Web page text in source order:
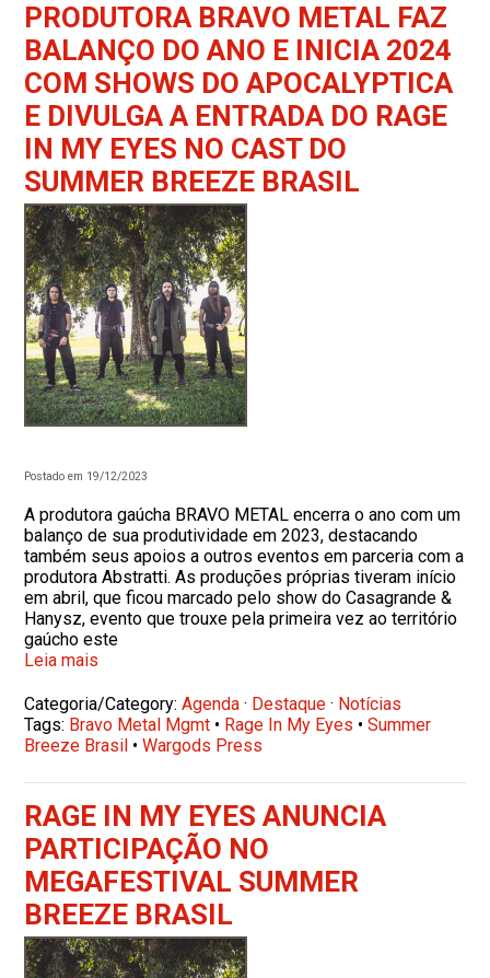
PRODUTORA BRAVO METAL FAZ
BALANÇO DO ANO E INICIA 2024
COM SHOWS DO APOCALYPTICA
E DIVULGA A ENTRADA DO RAGE
IN MY EYES NO CAST DO
SUMMER BREEZE BRASIL
Postado em 19/12/2023
A produtora gaúcha BRAVO METAL encerra o ano com um
balanço de sua produtividade em 2023, destacando
também seus apoios a outros eventos em parceria com a
produtora Abstratti. As produções próprias tiveram início
em abril, que ficou marcado pelo show do Casagrande &
Hanysz, evento que trouxe pela primeira vez ao território
gaúcho este
Leia mais
Categoria/Category:Agenda · Destaque · Notícias
Tags: Bravo Metal Mgmt • Rage In My Eyes •Summer
Breeze Brasil •Wargods Press
RAGE IN MY EYES ANUNCIA
PARTICIPAÇÃO NO
MEGAFESTIVAL SUMMER
BREEZE BRASIL